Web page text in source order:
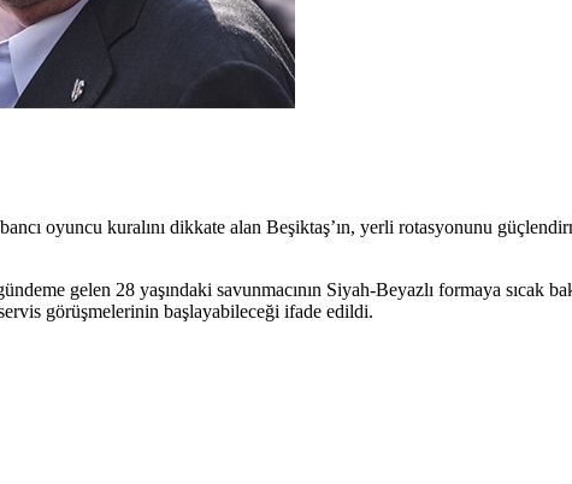
oyuncu kuralını dikkate alan Beşiktaş’ın, yerli rotasyonunu
gelen 28 yaşındaki savunmacının Siyah-Beyazlı formaya sıcak
görüşmelerinin başlayabileceği ifade edildi.